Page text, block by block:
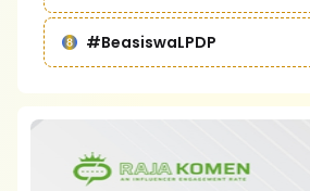
#BeasiswaLPDP